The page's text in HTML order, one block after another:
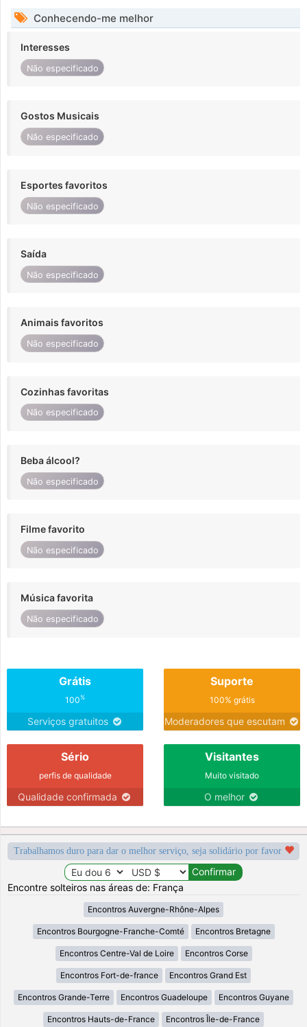
Conhecendo-me melhor
Interesses
Não especificado
Gostos Musicais
Não especificado
Esportes favoritos
Não especificado
Saída
Não especificado
Animais favoritos
Não especificado
Cozinhas favoritas
Não especificado
Beba álcool?
Não especificado
Filme favorito
Não especificado
Música favorita
Não especificado
Grátis
100%
Serviços gratuitos
Suporte
100% grátis
Moderadores que escutam
Sério
perfis de qualidade
Qualidade confirmada
Visitantes
Muito visitado
O melhor
Trabalhamos duro para dar o melhor serviço, seja solidário por favor
Encontre solteiros nas áreas de: França
Encontros Auvergne-Rhône-Alpes
Encontros Bourgogne-Franche-Comté Encontros Bretagne
Encontros Centre-Val de Loire Encontros Corse
Encontros Fort-de-france Encontros Grand Est
Encontros Grande-Terre Encontros Guadeloupe Encontros Guyane
Encontros Hauts-de-France Encontros Île-de-France